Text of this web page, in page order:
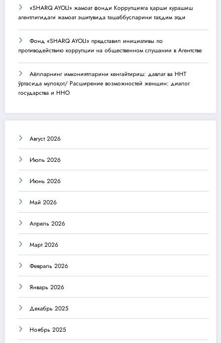
«SHARQ AYOLI» жамоат фонди Коррупцияга қарши курашиш
агентлигидаги жамоат эшитувида ташаббусларини тақдим этди
Фонд «SHARQ AYOLI» представил инициативы по
противодействию коррупции на общественном слушании в Агентстве
Аёлларнинг имкониятларини кенгайтириш: давлат ва ННТ
ўртасида мулоқот/ Расширение возможностей женщин: диалог
государства и ННО
Август 2026
Июль 2026
Июнь 2026
Май 2026
Апрель 2026
Март 2026
Февраль 2026
Январь 2026
Декабрь 2025
Ноябрь 2025